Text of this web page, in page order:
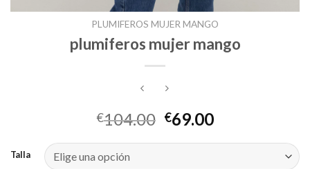
PLUMIFEROS MUJER MANGO
plumiferos mujer mango
€104.00 €69.00
Talla